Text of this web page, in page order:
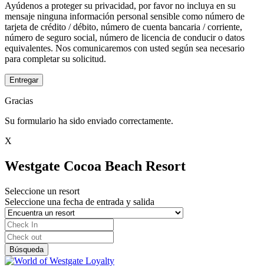
Ayúdenos a proteger su privacidad, por favor no incluya en su
mensaje ninguna información personal sensible como número de
tarjeta de crédito / débito, número de cuenta bancaria / corriente,
número de seguro social, número de licencia de conducir o datos
equivalentes. Nos comunicaremos con usted según sea necesario
para completar su solicitud.
Entregar
Gracias
Su formulario ha sido enviado correctamente.
X
Westgate Cocoa Beach Resort
Seleccione un resort
Seleccione una fecha de entrada y salida